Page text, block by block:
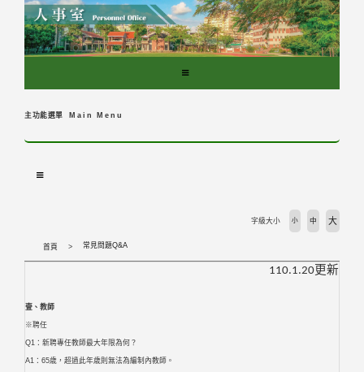
主功能選單 Main Menu
首頁 常見問題Q&A
字級大小 小 中 大
110.1.20更新
壹、教師
※聘任
Q1：新聘專任教師最大年限為何？
A1：65歳，超過此年歳則無法為編制內教師。